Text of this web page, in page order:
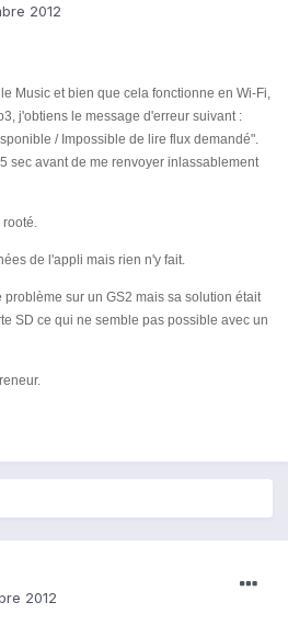
2012
Music et bien que cela fonctionne en Wi-Fi,
j'obtiens le message d'erreur suivant :
/ Impossible de lire flux demandé".
sec avant de me renvoyer inlassablement
rooté.
de l'appli mais rien n'y fait.
sur un GS2 mais sa solution était
SD ce qui ne semble pas possible avec un
2012